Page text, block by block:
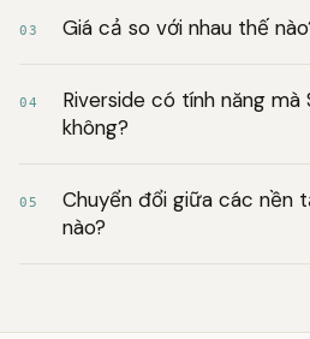
03 Giá cả so với nhau thế
04
Riverside có tính năng mà
không?
05
Chuyển đổi giữa các nền
nào?